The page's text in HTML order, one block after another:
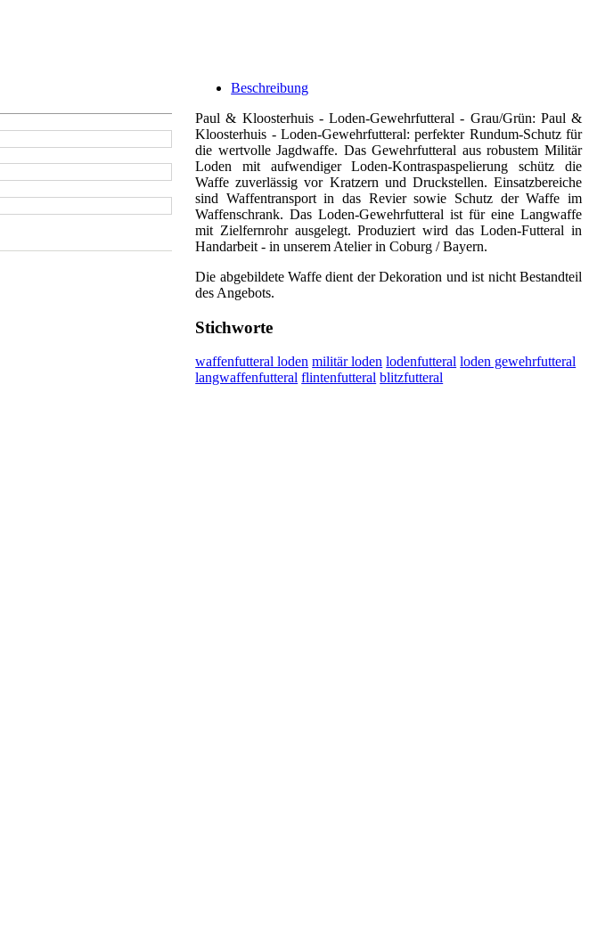
Beschreibung
Paul & Kloosterhuis - Loden-Gewehrfutteral - Grau/Grün: Paul &
Kloosterhuis - Loden-Gewehrfutteral: perfekter Rundum-Schutz für
die wertvolle Jagdwaffe. Das Gewehrfutteral aus robustem Militär
Loden mit aufwendiger Loden-Kontraspaspelierung schütz die
Waffe zuverlässig vor Kratzern und Druckstellen. Einsatzbereiche
sind Waffentransport in das Revier sowie Schutz der Waffe im
Waffenschrank. Das Loden-Gewehrfutteral ist für eine Langwaffe
mit Zielfernrohr ausgelegt. Produziert wird das Loden-Futteral in
Handarbeit - in unserem Atelier in Coburg / Bayern.
Die abgebildete Waffe dient der Dekoration und ist nicht Bestandteil
des Angebots.
Stichworte
waffenfutteral loden militär loden lodenfutteral loden gewehrfutteral
langwaffenfutteral flintenfutteral blitzfutteral